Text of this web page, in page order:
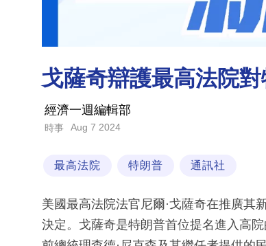
戈薩奇辯護最高法院
經濟一週編輯部
時事 Aug 7 2024
最高法院 特朗普 通訊社
美國最高法院法官尼爾·戈薩奇在推廣其
決定。戈薩奇是特朗普首位提名進入高